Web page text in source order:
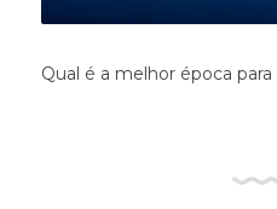
Qual é a melhor época para